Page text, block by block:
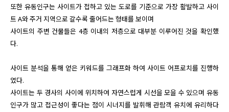
또한 유동인구는 사이트가 접하고 있는 도로를 기준으로 가장 활발하고 사이
트 A와 주거 지역으로 갈수록 줄어드는 형태를 보이며
사이트의 주변 건물들은 4층 이내의 저층으로 대부분 이루어진 것을 확인했
다.
사이트 분석을 통해 얻은 키워드를 그래프화 하여 사이트 어프로치를 진행하
였다.
사이트는 두 경사의 사이에 위치하여 자연스럽게 시선을 모을 수 있으며 유동
인구가 많고 접근성이 좋다는 점이 시너지를 발휘해 관람객 유치에 유리하다